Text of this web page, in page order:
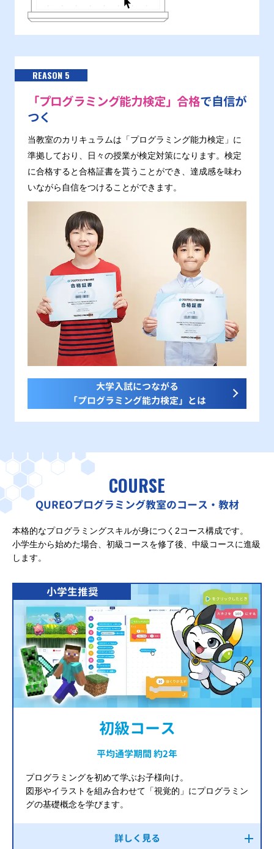
REASON 5
「プログラミング能力検定」合格で自信が
つく
当教室のカリキュラムは「プログラミング能力検定」に
準拠しており、日々の授業が検定対策になります。検定
に合格すると合格証書を貰うことができ、達成感を味わ
いながら自信をつけることができます。
大学入試につながる
「プログラミング能力検定」とは
COURSE
QUREOプログラミング教室のコース・教材
本格的なプログラミングスキルが身につく2コース構成です。
小学生から始めた場合、初級コースを修了後、中級コースに進級
します。
小学生推奨
初級コース
平均通学期間 約2年
プログラミングを初めて学ぶお子様向け。
図形やイラストを組み合わせて「視覚的」にプログラミン
グの基礎概念を学びます。
詳しく見る